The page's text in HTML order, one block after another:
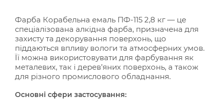
Фарба Корабельна емаль ПФ-115 2,8 кг — це
спеціалізована алкідна фарба, призначена для
захисту та декорування поверхонь, що
піддаються впливу вологи та атмосферних умов.
Її можна використовувати для фарбування як
металевих, так і дерев’яних поверхонь, а також
для різного промислового обладнання.
Основні сфери застосування: